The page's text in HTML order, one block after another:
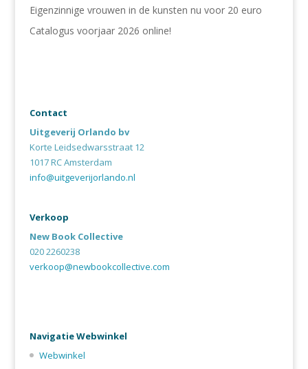
Eigenzinnige vrouwen in de kunsten nu voor 20 euro
Catalogus voorjaar 2026 online!
Contact
Uitgeverij Orlando bv
Korte Leidsedwarsstraat 12
1017 RC Amsterdam
info@uitgeverijorlando.nl
Verkoop
New Book Collective
020 2260238
verkoop@newbookcollective.com
Navigatie Webwinkel
Webwinkel